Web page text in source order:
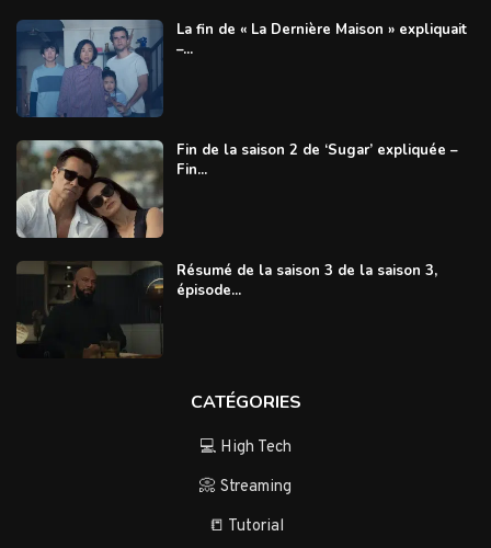
La fin de « La Dernière Maison » expliquait
–...
Fin de la saison 2 de ‘Sugar’ expliquée –
Fin...
Résumé de la saison 3 de la saison 3,
épisode...
CATÉGORIES
💻 High Tech
📀 Streaming
📒 Tutorial